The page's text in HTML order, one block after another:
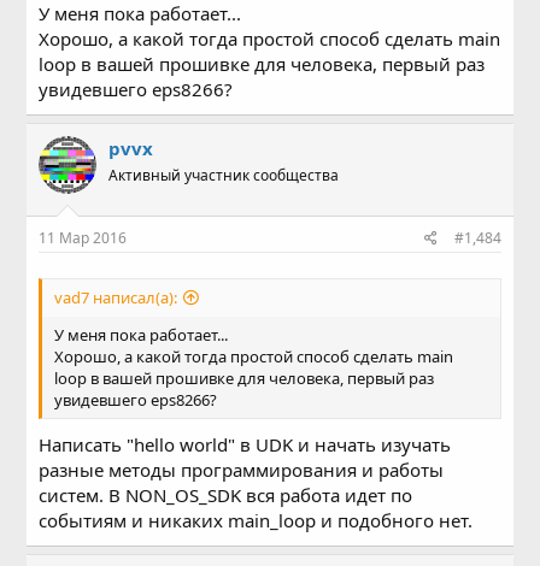
У меня пока работает...
Хорошо, а какой тогда простой способ сделать main
loop в вашей прошивке для человека, первый раз
увидевшего eps8266?
pvvx
Активный участник сообщества
11 Мар 2016 #1,484
vad7 написал(а):
У меня пока работает...
Хорошо, а какой тогда простой способ сделать main
loop в вашей прошивке для человека, первый раз
увидевшего eps8266?
Написать "hello world" в UDK и начать изучать
разные методы программирования и работы
систем. В NON_OS_SDK вся работа идет по
событиям и никаких main_loop и подобного нет.